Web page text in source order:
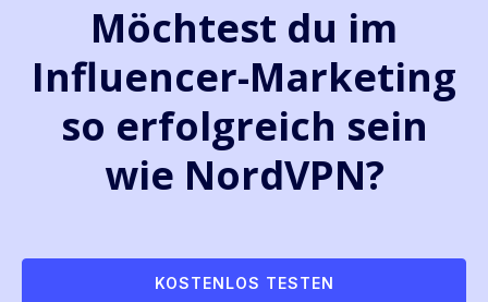
Möchtest du im
Influencer-Marketing
so erfolgreich sein
wie NordVPN?
KOSTENLOS TESTEN